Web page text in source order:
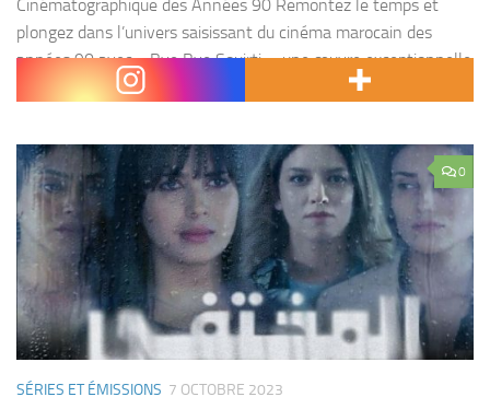
Cinématographique des Années 90 Remontez le temps et
plongez dans l’univers saisissant du cinéma marocain des
années 90 avec « Bye Bye Souirti », une œuvre exceptionnelle
du réalisateur...
0
SÉRIES ET ÉMISSIONS 7 OCTOBRE 2023